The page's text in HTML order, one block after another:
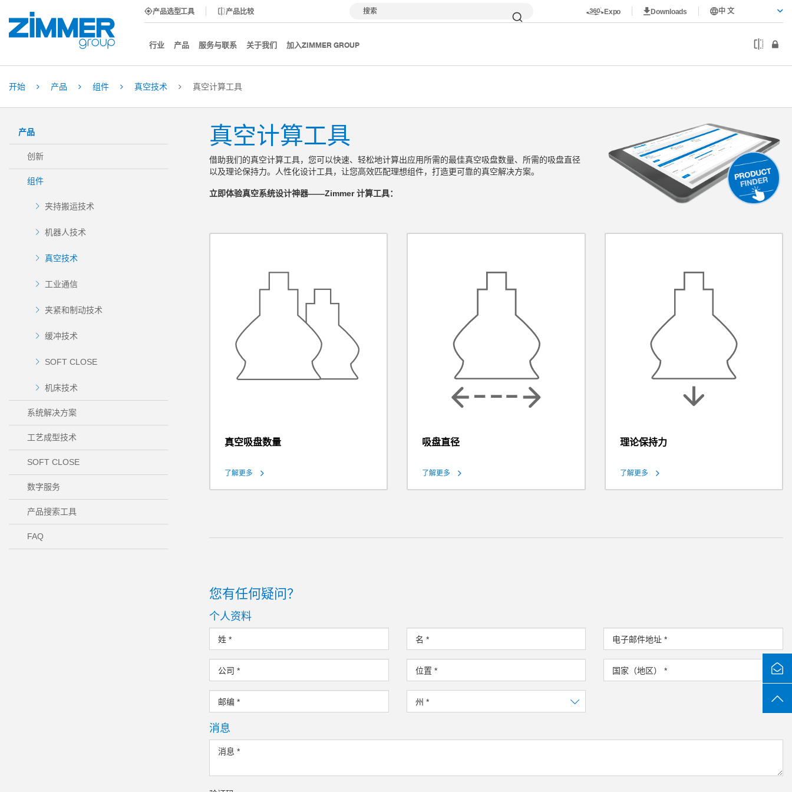
产品选型工具 产品比较 搜索 Expo Downloads 中 文
行业 产品 服务与联系 关于我们 加入ZIMMER GROUP
开始 产品 组件 真空技术 真空计算工具
产品
创新
组件
夹持搬运技术
机器人技术
真空技术
工业通信
夹紧和制动技术
缓冲技术
SOFT CLOSE
机床技术
系统解决方案
工艺成型技术
SOFT CLOSE
数字服务
产品搜索工具
FAQ
真空计算工具
借助我们的真空计算工具，您可以快速、轻松地计算出应用所需的最佳真空吸盘数量、所需的吸盘直径
以及理论保持力。人性化设计工具，让您高效匹配理想组件，打造更可靠的真空解决方案。
立即体验真空系统设计神器——Zimmer 计算工具：
真空吸盘数量
了解更多
吸盘直径
了解更多
理论保持力
了解更多
您有任何疑问？
个人资料
姓 * 名 * 电子邮件地址*
公司 * 位置 * 国家（地区）*
邮编 * 州 *
消息
消息 *